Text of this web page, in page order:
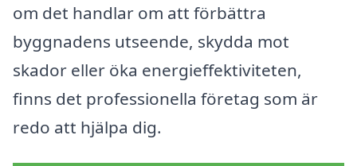
om det handlar om att förbättra
byggnadens utseende, skydda mot
skador eller öka energieffektiviteten,
finns det professionella företag som är
redo att hjälpa dig.